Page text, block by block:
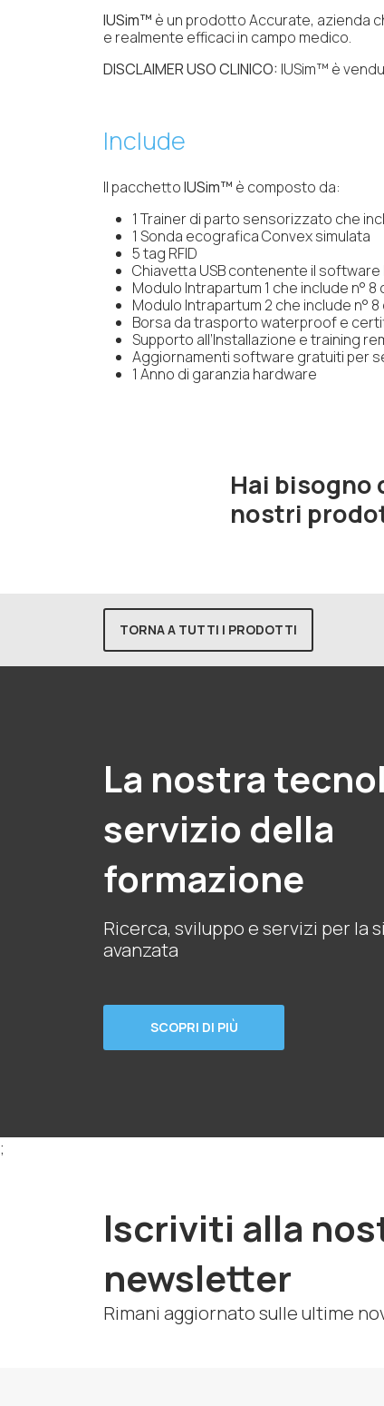
IUSim™ è un prodotto Accurate, azienda
e realmente efficaci in campo medico.
DISCLAIMER USO CLINICO: IUSim™ è
Include
Il pacchettoIUSim™ è composto da:
1 Trainer di parto sensorizzato che
1 Sonda ecografica Convex simulata
5 tag RFID
Chiavetta USB contenente il software
Modulo Intrapartum 1 che include n°
Modulo Intrapartum 2 che include n°
Borsa da trasporto waterproof e
Supporto all’Installazione e training
Aggiornamenti software gratuiti per
1 Anno di garanzia hardware
Hai bisogno
nostri
TORNA A TUTTI I PRODOTTI
La nostra
servizio della
formazione
Ricerca, sviluppo e servizi per la
avanzata
SCOPRI DI PIÙ
;
Iscriviti alla
newsletter
Rimani aggiornato sulle ultime